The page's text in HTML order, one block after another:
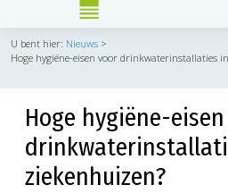
U bent hier: Nieuws >
Hoge hygiëne-eisen voor drinkwaterinstallaties
Hoge hygiëne-
ziekenhuizen?